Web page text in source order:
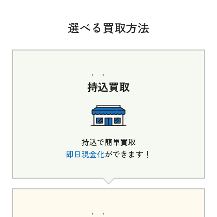
選べる買取方法
持込買取
持込で簡単買取
即日現金化ができます！